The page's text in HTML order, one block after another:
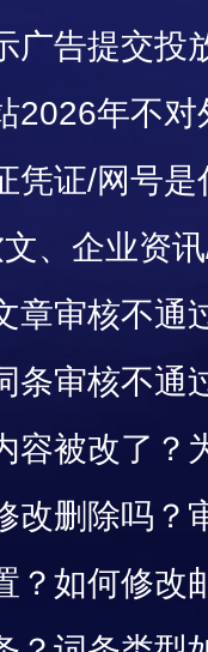
广告提交投
2026年不
凭证/网号
、企业资
?章审核不通
条审核不通
容被改了？
？为什么
改删除吗？
吗？
？如何修改